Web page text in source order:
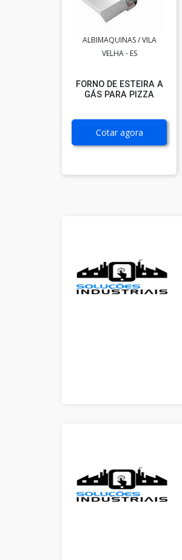
ALBIMAQUINAS / VILA
VELHA - ES
FORNO DE ESTEIRA A
GÁS PARA PIZZA
Cotar agora